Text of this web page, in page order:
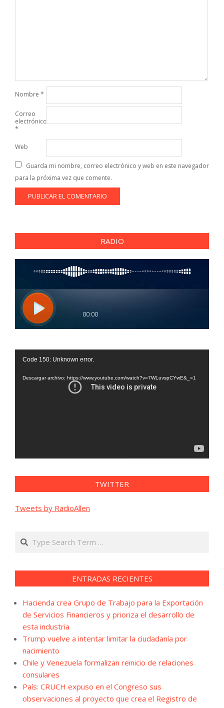
Nombre *
Correo
electrónico
*
Web
Guarda mi nombre, correo electrónico y web en este navegador
para la próxima vez que comente.
RADIO
Reproductor
vídeo
Code 150: Unknown error.
Descargar archivo: https://www.youtube.com/watch?v=7WLuvspCYwE&_=1
TWITTER
Tweets by RadioAllen
Search
ENTRADAS RECIENTES
Hacienda crea Grupo de Trabajo para la Exportación
de Servicios Financieros y prioriza el desarrollo de
esta industria
Trump vuelve a intentar limitar la ciudadanía por
nacimiento
Chile y Venezuela formalizan reinicio de relaciones
consulares
País: CRUCH expuso en el Congreso sus
observaciones al proyecto que crea el Registro de